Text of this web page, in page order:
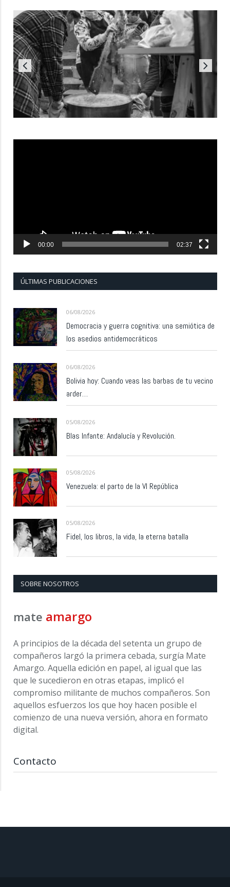
00:00 02:37
ÚLTIMAS PUBLICACIONES
06/08/2026
Democracia y guerra cognitiva: una semiótica de
los asedios antidemocráticos
06/08/2026
Bolivia hoy: Cuando veas las barbas de tu vecino
arder…
05/08/2026
Blas Infante: Andalucía y Revolución.
05/08/2026
Venezuela: el parto de la VI República
05/08/2026
Fidel, los libros, la vida, la eterna batalla
SOBRE NOSOTROS
mate amargo
A principios de la década del setenta un grupo de
compañeros largó la primera cebada, surgía Mate
Amargo. Aquella edición en papel, al igual que las
que le sucedieron en otras etapas, implicó el
compromiso militante de muchos compañeros. Son
aquellos esfuerzos los que hoy hacen posible el
comienzo de una nueva versión, ahora en formato
digital.
Contacto